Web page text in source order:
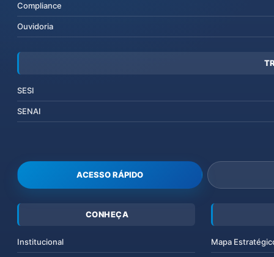
Compliance
Ouvidoria
SESI
SENAI
ACESSO RÁPIDO
CONHEÇA
Institucional Mapa